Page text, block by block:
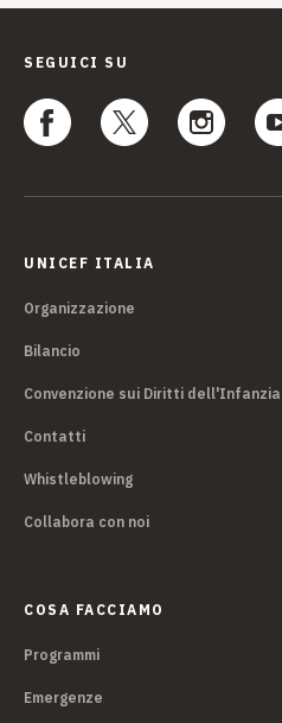
SEGUICI SU
UNICEF ITALIA
Organizzazione
Bilancio
Convenzione sui Diritti dell'Infanzia
Contatti
Whistleblowing
Collabora con noi
COSA FACCIAMO
Programmi
Emergenze